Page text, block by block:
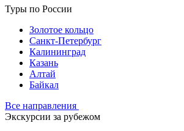
Туры по России
Золотое кольцо
Санкт-Петербург
Калининград
Казань
Алтай
Байкал
Все направления
Экскурсии за рубежом